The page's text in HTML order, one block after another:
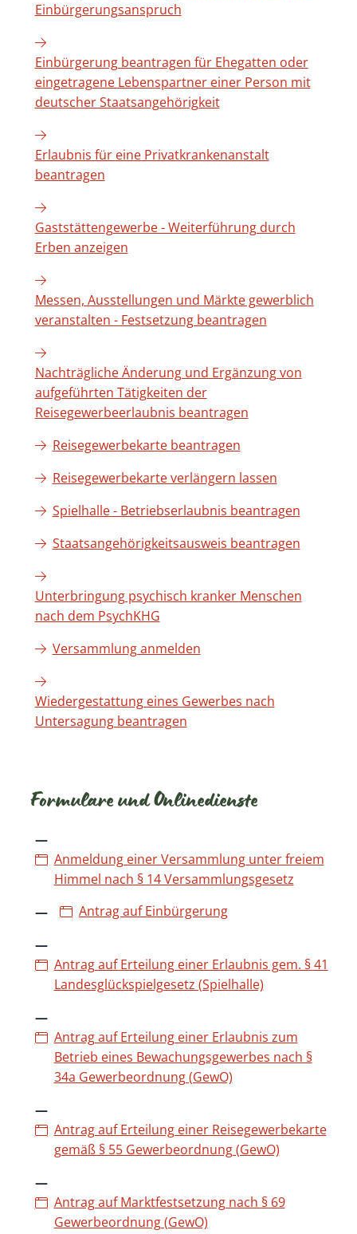
Einbürgerungsanspruch
Einbürgerung beantragen für Ehegatten oder
eingetragene Lebenspartner einer Person mit
deutscher Staatsangehörigkeit
Erlaubnis für eine Privatkrankenanstalt
beantragen
Gaststättengewerbe - Weiterführung durch
Erben anzeigen
Messen, Ausstellungen und Märkte gewerblich
veranstalten - Festsetzung beantragen
Nachträgliche Änderung und Ergänzung von
aufgeführten Tätigkeiten der
Reisegewerbeerlaubnis beantragen
Reisegewerbekarte beantragen
Reisegewerbekarte verlängern lassen
Spielhalle - Betriebserlaubnis beantragen
Staatsangehörigkeitsausweis beantragen
Unterbringung psychisch kranker Menschen
nach dem PsychKHG
Versammlung anmelden
Wiedergestattung eines Gewerbes nach
Untersagung beantragen
Formulare und Onlinedienste
Anmeldung einer Versammlung unter freiem
Himmel nach § 14 Versammlungsgesetz
Antrag auf Einbürgerung
Antrag auf Erteilung einer Erlaubnis gem. § 41
Landesglückspielgesetz (Spielhalle)
Antrag auf Erteilung einer Erlaubnis zum
Betrieb eines Bewachungsgewerbes nach §
34a Gewerbeordnung (GewO)
Antrag auf Erteilung einer Reisegewerbekarte
gemäß § 55 Gewerbeordnung (GewO)
Antrag auf Marktfestsetzung nach § 69
Gewerbeordnung (GewO)